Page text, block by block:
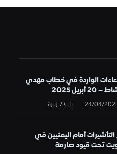
الواردة في خطاب مهدي
أبريل 2025
24/04/
7Kزيارة
أمام اليمنيين في
تحت قيود صارمة